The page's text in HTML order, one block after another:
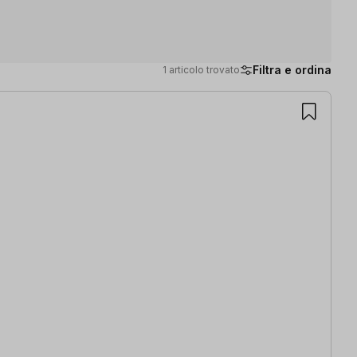
1 articolo trovato Filtra e ordina